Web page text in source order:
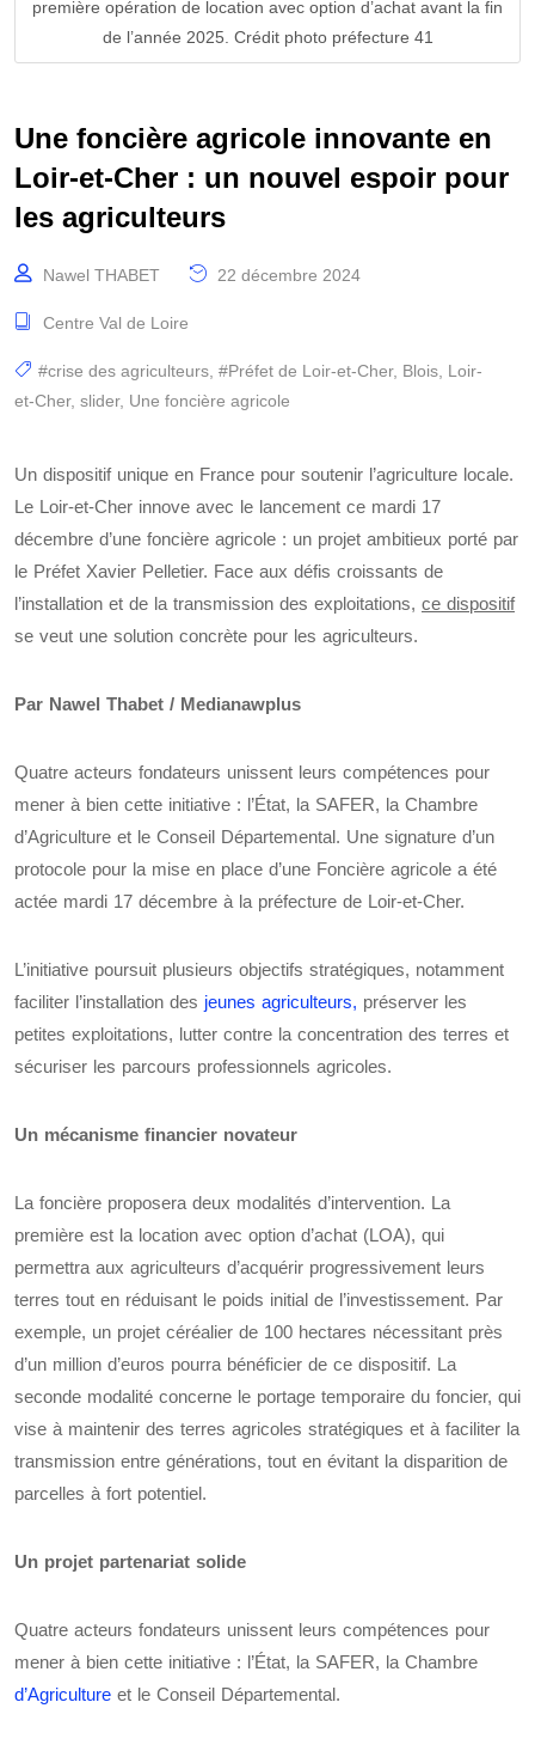
première opération de location avec option d’achat avant la fin
de l’année 2025. Crédit photo préfecture 41
Une foncière agricole innovante en
Loir-et-Cher : un nouvel espoir pour
les agriculteurs
Nawel THABET 22 décembre 2024
Centre Val de Loire
#crise des agriculteurs #Préfet de Loir-et-Cher, Blois Loir-
et-Cher, slider, Une foncière agricole
Un dispositif unique en France pour soutenir l’agriculture locale.
Le Loir-et-Cher innove avec le lancement ce mardi 17
décembre d’une foncière agricole : un projet ambitieux porté par
le Préfet Xavier Pelletier. Face aux défis croissants de
l’installation et de la transmission des exploitations, ce dispositif
se veut une solution concrète pour les agriculteurs.
Par Nawel Thabet / Medianawplus
Quatre acteurs fondateurs unissent leurs compétences pour
mener à bien cette initiative : l’État, la SAFER, la Chambre
d’Agriculture et le Conseil Départemental. Une signature d’un
protocole pour la mise en place d’une Foncière agricole a été
actée mardi 17 décembre à la préfecture de Loir-et-Cher.
L’initiative poursuit plusieurs objectifs stratégiques, notamment
faciliter l’installation des jeunes agriculteurs, préserver les
petites exploitations, lutter contre la concentration des terres et
sécuriser les parcours professionnels agricoles.
Un mécanisme financier novateur
La foncière proposera deux modalités d’intervention. La
première est la location avec option d’achat (LOA), qui
permettra aux agriculteurs d’acquérir progressivement leurs
terres tout en réduisant le poids initial de l’investissement. Par
exemple, un projet céréalier de 100 hectares nécessitant près
d’un million d’euros pourra bénéficier de ce dispositif. La
seconde modalité concerne le portage temporaire du foncier, qui
vise à maintenir des terres agricoles stratégiques et à faciliter la
transmission entre générations, tout en évitant la disparition de
parcelles à fort potentiel.
Un projet partenariat solide
Quatre acteurs fondateurs unissent leurs compétences pour
mener à bien cette initiative : l’État, la SAFER, la Chambre
d’Agriculture et le Conseil Départemental.